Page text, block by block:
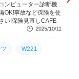
ンピューター診断機
OK!事故など保険を使
い!保険見直しCAFE
2025/10/11
W221